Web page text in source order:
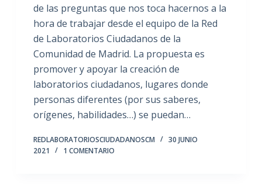
de las preguntas que nos toca hacernos a la
hora de trabajar desde el equipo de la Red
de Laboratorios Ciudadanos de la
Comunidad de Madrid. La propuesta es
promover y apoyar la creación de
laboratorios ciudadanos, lugares donde
personas diferentes (por sus saberes,
orígenes, habilidades…) se puedan…
REDLABORATORIOSCIUDADANOSCM
30 JUNIO
2021
1 COMENTARIO